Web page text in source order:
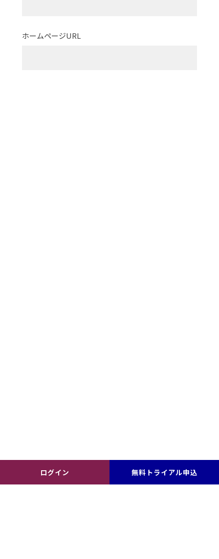
ホームページURL
ログイン 無料トライアル申込